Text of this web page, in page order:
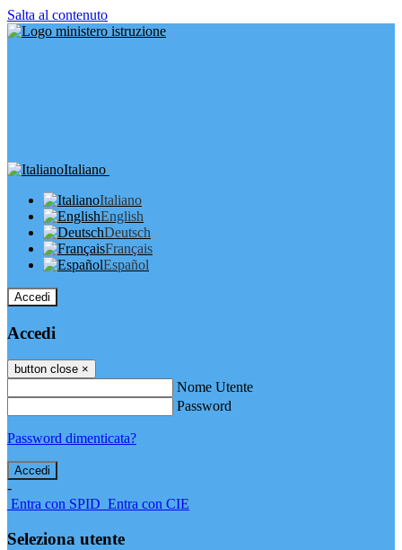
Salta al contenuto
Italiano
Italiano
English
Deutsch
Français
Español
Accedi
Accedi
button close ×
Nome Utente
Password
Password dimenticata?
-
Entra con SPID Entra con CIE
Seleziona utente